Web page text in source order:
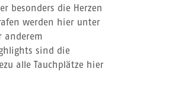
besonders die Herzen
werden hier unter
anderem
sind die
alle Tauchplätze hier